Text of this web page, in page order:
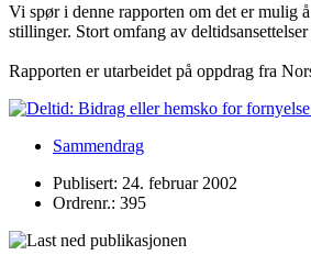
Vi spør i denne rapporten om det er mulig
stillinger. Stort omfang av
Rapporten er utarbeidet på oppdrag fra
Sammendrag
Publisert: 24. februar 2002
Ordrenr.: 395